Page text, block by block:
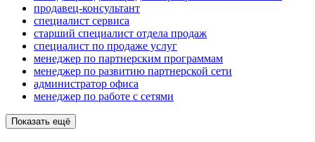
продавец-консультант
специалист сервиса
старший специалист отдела продаж
специалист по продаже услуг
менеджер по партнерским программам
менеджер по развитию партнерской сети
администратор офиса
менеджер по работе с сетями
Показать ещё